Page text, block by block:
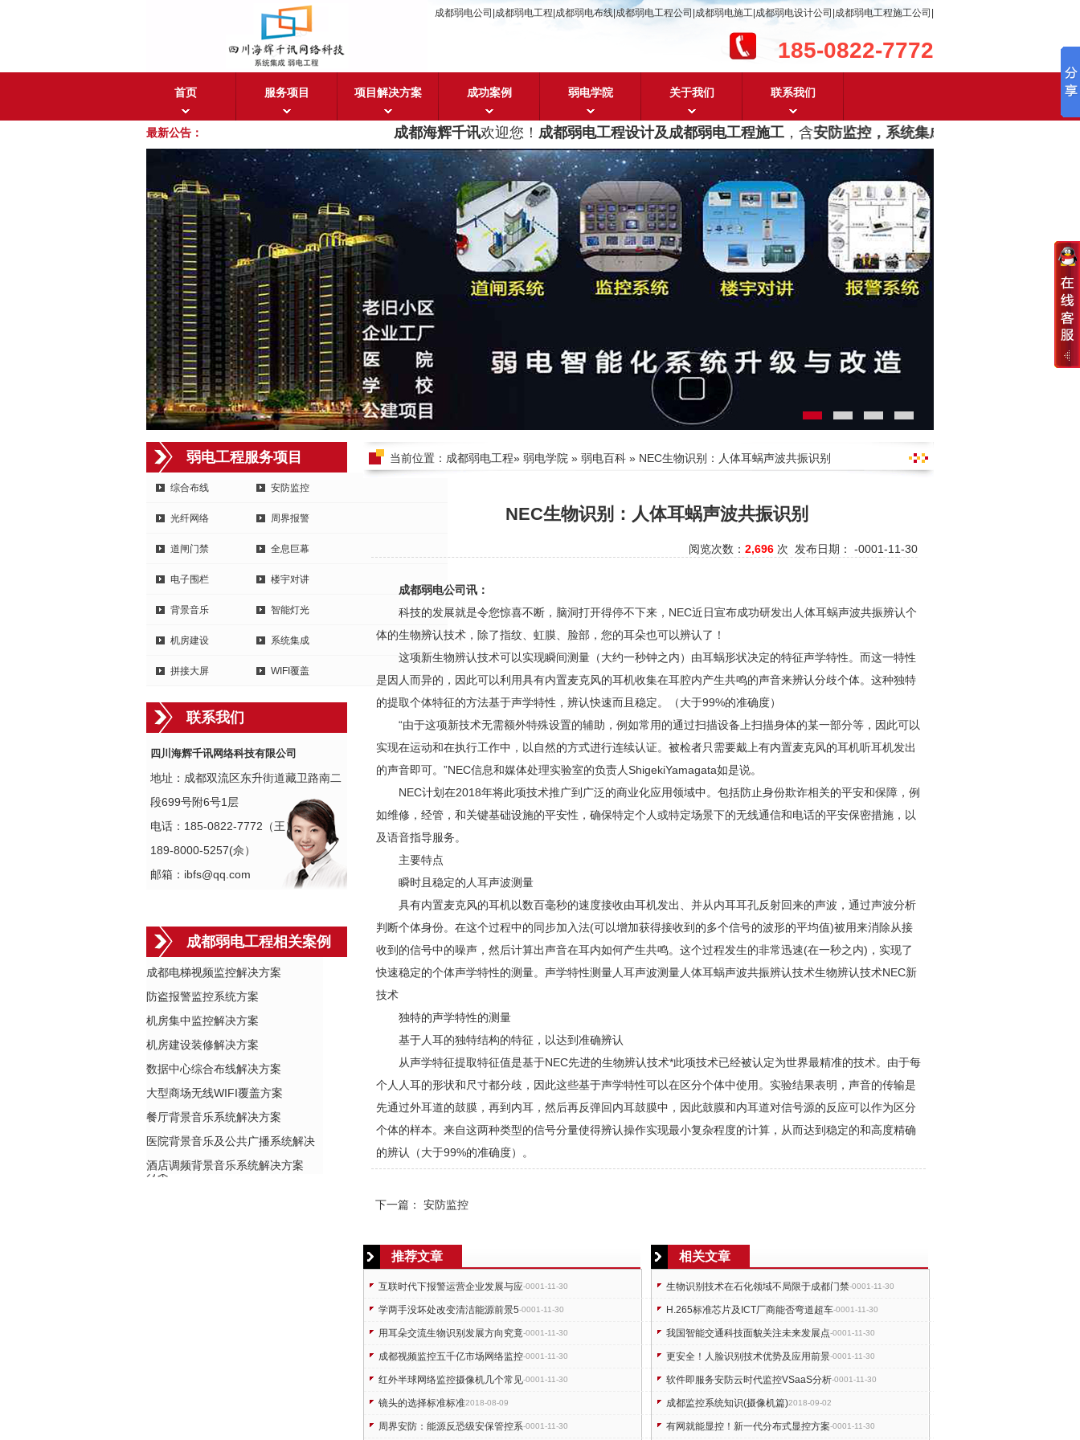
成都弱电公司|成都弱电工程|成都弱电布线|成都弱电工程公司|成都弱电施工|成都弱电设计公司|成都弱电工程施工公司|
185-0822-7772
首页 服务项目 项目解决方案 成功案例 弱电学院 关于我们 联系我们
最新公告： 成都海辉千讯欢迎您！成都弱电工程设计及成都弱电工程施工，含 安防监控，系统集成，综合布线，光纤网
弱电工程服务项目
综合布线 安防监控
光纤网络 周界报警
道闸门禁 全息巨幕
电子围栏 楼宇对讲
背景音乐 智能灯光
机房建设 系统集成
拼接大屏 WIFI覆盖
联系我们
四川海辉千讯网络科技有限公司
地址：成都双流区东升街道藏卫路南二
段699号附6号1层
电话：185-0822-7772（王）
189-8000-5257(佘）
邮箱：ibfs@qq.com
成都弱电工程相关案例
成都电梯视频监控解决方案
防盗报警监控系统方案
机房集中监控解决方案
机房建设装修解决方案
数据中心综合布线解决方案
大型商场无线WIFI覆盖方案
餐厅背景音乐系统解决方案
医院背景音乐及公共广播系统解决
方案
酒店调频背景音乐系统解决方案
当前位置： 成都弱电工程» 弱电学院 » 弱电百科 » NEC生物识别：人体耳蜗声波共振识别
NEC生物识别：人体耳蜗声波共振识别
阅览次数： 2,696 次 发布日期： -0001-11-30
成都弱电公司讯：
科技的发展就是令您惊喜不断，脑洞打开得停不下来，NEC近日宣布成功研发出人体耳蜗声波共振辨认个
体的生物辨认技术，除了指纹、虹膜、脸部，您的耳朵也可以辨认了！
这项新生物辨认技术可以实现瞬间测量（大约一秒钟之内）由耳蜗形状决定的特征声学特性。而这一特性
是因人而异的，因此可以利用具有内置麦克风的耳机收集在耳腔内产生共鸣的声音来辨认分歧个体。这种独特
的提取个体特征的方法基于声学特性，辨认快速而且稳定。（大于99%的准确度）
“由于这项新技术无需额外特殊设置的辅助，例如常用的通过扫描设备上扫描身体的某一部分等，因此可以
实现在运动和在执行工作中，以自然的方式进行连续认证。被检者只需要戴上有内置麦克风的耳机听耳机发出
的声音即可。”NEC信息和媒体处理实验室的负责人ShigekiYamagata如是说。
NEC计划在2018年将此项技术推广到广泛的商业化应用领域中。包括防止身份欺诈相关的平安和保障，例
如维修，经管，和关键基础设施的平安性，确保特定个人或特定场景下的无线通信和电话的平安保密措施，以
及语音指导服务。
主要特点
瞬时且稳定的人耳声波测量
具有内置麦克风的耳机以数百毫秒的速度接收由耳机发出、并从内耳耳孔反射回来的声波，通过声波分析
判断个体身份。在这个过程中的同步加入法(可以增加获得接收到的多个信号的波形的平均值)被用来消除从接
收到的信号中的噪声，然后计算出声音在耳内如何产生共鸣。这个过程发生的非常迅速(在一秒之内)，实现了
快速稳定的个体声学特性的测量。声学特性测量人耳声波测量人体耳蜗声波共振辨认技术生物辨认技术NEC新
技术
独特的声学特性的测量
基于人耳的独特结构的特征，以达到准确辨认
从声学特征提取特征值是基于NEC先进的生物辨认技术*此项技术已经被认定为世界最精准的技术。由于每
个人人耳的形状和尺寸都分歧，因此这些基于声学特性可以在区分个体中使用。实验结果表明，声音的传输是
先通过外耳道的鼓膜，再到内耳，然后再反弹回内耳鼓膜中，因此鼓膜和内耳道对信号源的反应可以作为区分
个体的样本。来自这两种类型的信号分量使得辨认操作实现最小复杂程度的计算，从而达到稳定的和高度精确
的辨认（大于99%的准确度）。
下一篇： 安防监控
推荐文章
互联时代下报警运营企业发展与应-0001-11-30
学两手没坏处改变清洁能源前景5-0001-11-30
用耳朵交流生物识别发展方向究竟-0001-11-30
成都视频监控五千亿市场网络监控-0001-11-30
红外半球网络监控摄像机几个常见-0001-11-30
镜头的选择标准标准2018-08-09
周界安防：能源反恐级安保管控系-0001-11-30
相关文章
生物识别技术在石化领域不局限于成都门禁-0001-11-30
H.265标准芯片及ICT厂商能否弯道超车-0001-11-30
我国智能交通科技面貌关注未来发展点-0001-11-30
更安全！人脸识别技术优势及应用前景-0001-11-30
软件即服务安防云时代监控VSaaS分析-0001-11-30
成都监控系统知识(摄像机篇)2018-09-02
有网就能显控！新一代分布式显控方案-0001-11-30